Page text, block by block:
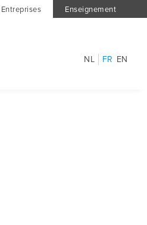
Entreprises Enseignement
NL FR EN